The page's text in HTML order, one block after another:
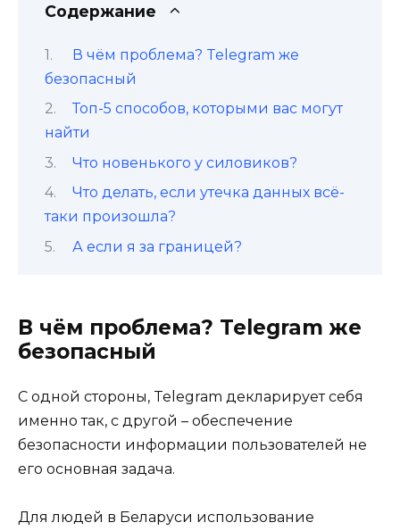
Содержание
В чём проблема? Telegram же
безопасный
Топ-5 способов, которыми вас могут
найти
Что новенького у силовиков?
Что делать, если утечка данных всё-
таки произошла?
А если я за границей?
В чём проблема? Telegram же
безопасный
С одной стороны, Telegram декларирует себя
именно так, с другой – обеспечение
безопасности информации пользователей не
его основная задача.
Для людей в Беларуси использование